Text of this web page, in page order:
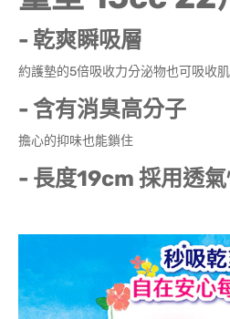
- 乾爽瞬吸層
約護墊的5倍吸收力分泌物也可吸收
- 含有消臭高分子
擔心的抑味也能鎖住
- 長度19cm 採用透